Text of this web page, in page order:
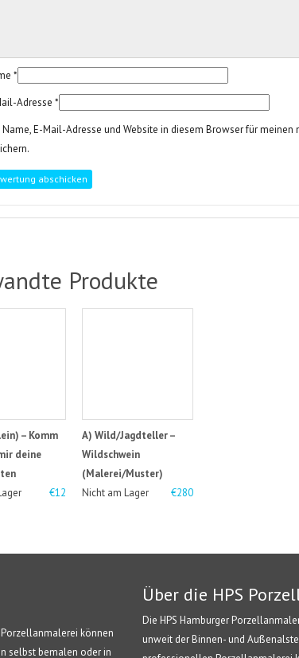
*
Adresse *
Name, E-Mail-Adresse und Website in diesem Browser für meinen
Produkte
– Komm
deine
€12
A) Wild/Jagdteller –
Wildschwein
(Malerei/Muster)
€280
Nicht am Lager
Porzellanmalerei können
selbst bemalen oder in
Über die HPS
Die HPS Hamburger
unweit der Binnen- und